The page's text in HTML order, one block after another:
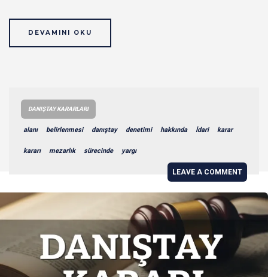
DEVAMINI OKU
DANIŞTAY KARARLARI
alanı belirlenmesi danıştay denetimi hakkında İdari karar
kararı mezarlık sürecinde yargı
LEAVE A COMMENT